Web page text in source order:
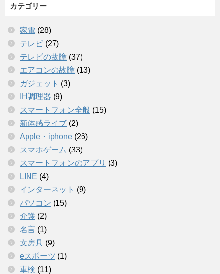
カテゴリー
家電 (28)
テレビ (27)
テレビの故障 (37)
エアコンの故障 (13)
ガジェット (3)
IH調理器 (9)
スマートフォン全般 (15)
新体感ライブ (2)
Apple・iphone (26)
スマホゲーム (33)
スマートフォンのアプリ (3)
LINE (4)
インターネット (9)
パソコン (15)
介護 (2)
名言 (1)
文房具 (9)
eスポーツ (1)
車検 (11)